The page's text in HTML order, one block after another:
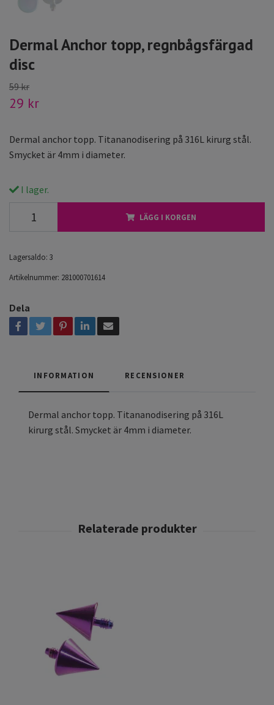
Dermal Anchor topp, regnbågsfärgad
disc
59 kr
29 kr
Dermal anchor topp. Titananodisering på 316L kirurg stål.
Smycket är 4mm i diameter.
I lager.
LÄGG I KORGEN
Lagersaldo: 3
Artikelnummer: 281000701614
Dela
INFORMATION RECENSIONER
Dermal anchor topp. Titananodisering på 316L
kirurg stål. Smycket är 4mm i diameter.